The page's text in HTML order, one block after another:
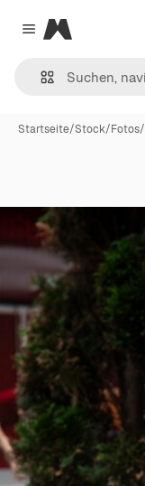
Close menu
Magnific
Startseite/Stock/Fotos/